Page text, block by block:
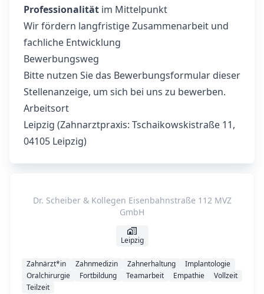
Professionalität im Mittelpunkt
Wir fördern langfristige Zusammenarbeit und
fachliche Entwicklung
Bewerbungsweg
Bitte nutzen Sie das Bewerbungsformular dieser
Stellenanzeige, um sich bei uns zu bewerben.
Arbeitsort
Leipzig (Zahnarztpraxis: Tschaikowskistraße 11,
04105 Leipzig)
Dr. Scheiber & Kollegen Eisenbahnstraße 112 MVZ
GmbH
Leipzig
Zahnärzt*in Zahnmedizin Zahnerhaltung
Implantologie
Oralchirurgie
Fortbildung Teamarbeit Empathie
Vollzeit
Teilzeit